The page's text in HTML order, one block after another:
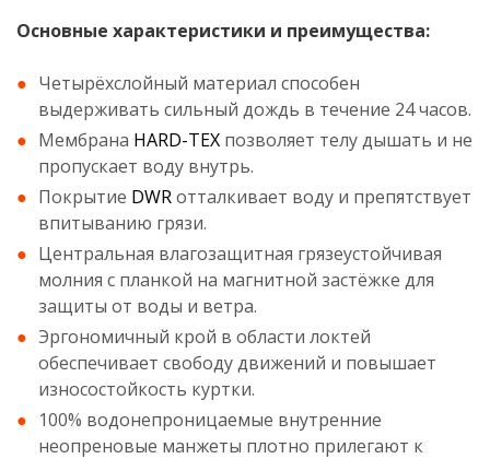
Основные характеристики и преимущества:
Четырёхслойный материал способен
выдерживать сильный дождь в течение 24 часов.
Мембрана HARD-TEX позволяет телу дышать и не
пропускает воду внутрь.
Покрытие DWRотталкивает воду и препятствует
впитыванию грязи.
Центральная влагозащитная грязеустойчивая
молния с планкой на магнитной застёжке для
защиты от воды и ветра.
Эргономичный крой в области локтей
обеспечивает свободу движений и повышает
износостойкость куртки.
100% водонепроницаемые внутренние
неопреновые манжеты плотно прилегают к